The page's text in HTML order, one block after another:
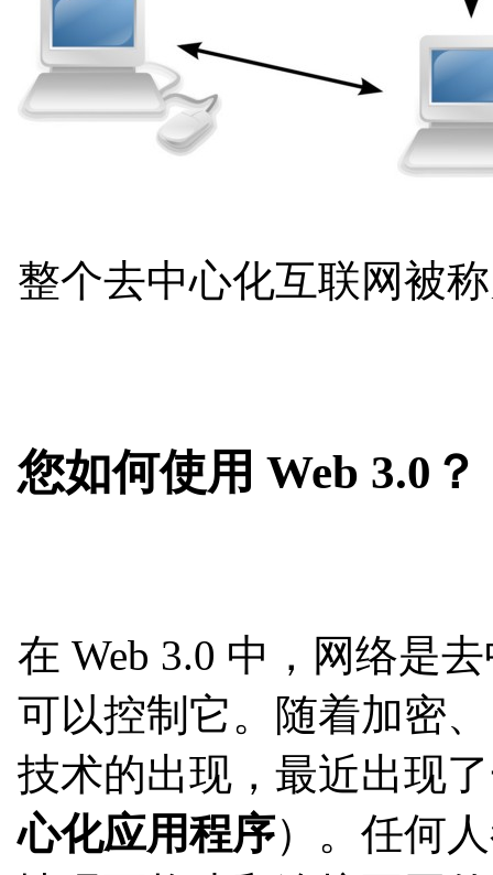
整个去中心化互联网被
您如何使用 Web 3.0？
在 Web 3.0 中，网络是
可以控制它。随着加密
技术的出现，最近出现
心化应用程序）。任何